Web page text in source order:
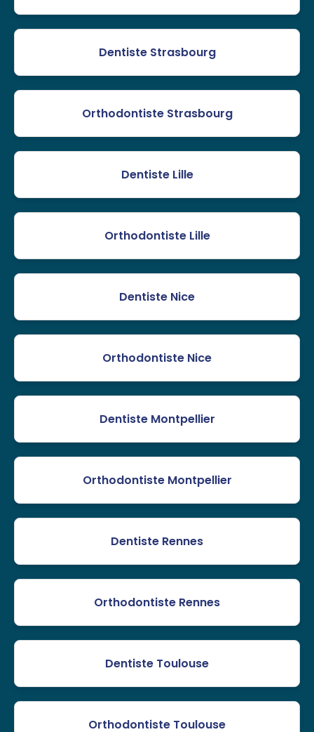
Dentiste Strasbourg
Orthodontiste Strasbourg
Dentiste Lille
Orthodontiste Lille
Dentiste Nice
Orthodontiste Nice
Dentiste Montpellier
Orthodontiste Montpellier
Dentiste Rennes
Orthodontiste Rennes
Dentiste Toulouse
Orthodontiste Toulouse